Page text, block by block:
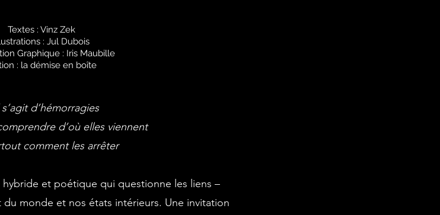
Textes : Vinz Zek
: Jul Dubois
Graphique : Iris Maubille
: la démise en boîte
d’hémorragies
d’où elles viennent
comment les arrêter
hybride et poétique qui questionne les liens –
du monde et nos états intérieurs. Une invitation